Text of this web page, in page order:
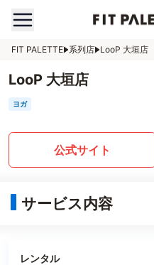
FIT PALETTE 系列店 LooP 大垣店
LooP 大垣店
ヨガ
公式サイト
サービス内容
レンタル